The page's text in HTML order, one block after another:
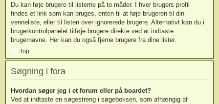
Du kan føje brugere til listerne på to måder. I hver brugers profil
findes et link som kan bruges, enten til at føje brugeren til din
venneliste, eller til listen over ignorerede brugere. Alternativt kan du i
brugerkontrolpanelet tilføje brugere direkte ved at indtaste
brugernavne. Her kan du også fjerne brugere fra dine lister.
Top
Søgning i fora
Hvordan søger jeg i et forum eller på boardet?
Ved at indtaste en søgestreng i søgeboksen, som afhængig af